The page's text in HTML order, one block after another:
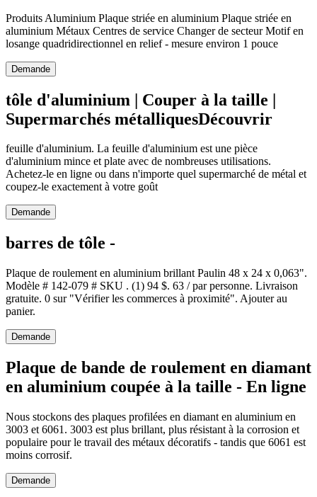
Produits Aluminium Plaque striée en aluminium Plaque striée en
aluminium Métaux Centres de service Changer de secteur Motif en
losange quadridirectionnel en relief - mesure environ 1 pouce
Demande
tôle d'aluminium | Couper à la taille |
Supermarchés métalliquesDécouvrir
feuille d'aluminium. La feuille d'aluminium est une pièce
d'aluminium mince et plate avec de nombreuses utilisations.
Achetez-le en ligne ou dans n'importe quel supermarché de métal et
coupez-le exactement à votre goût
Demande
barres de tôle -
Plaque de roulement en aluminium brillant Paulin 48 x 24 x 0,063".
Modèle # 142-079 # SKU . (1) 94 $. 63 / par personne. Livraison
gratuite. 0 sur "Vérifier les commerces à proximité". Ajouter au
panier.
Demande
Plaque de bande de roulement en diamant
en aluminium coupée à la taille - En ligne
Nous stockons des plaques profilées en diamant en aluminium en
3003 et 6061. 3003 est plus brillant, plus résistant à la corrosion et
populaire pour le travail des métaux décoratifs - tandis que 6061 est
moins corrosif.
Demande